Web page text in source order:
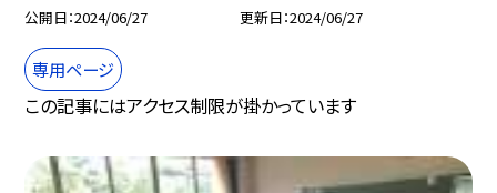
公開日 2024/06/27 更新日 2024/06/27
専用ページ
この記事にはアクセス制限が掛かっています